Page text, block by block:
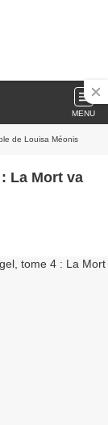
MENU
de Louisa Méonis
La Mort va